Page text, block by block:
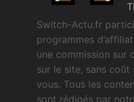
Switch-Actu.fr
programmes
une commission sur
sur le site, sans
vous. Tous les
sont rédigés par